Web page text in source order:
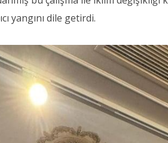
yangını dile getirdi.